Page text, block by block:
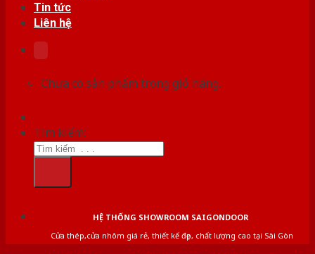
Tin tức
Liên hệ
Chưa có sản phẩm trong giỏ hàng.
Tìm kiếm:
HỆ THỐNG SHOWROOM SAIGONDOOR
Cửa thép,cửa nhôm giá rẻ, thiết kế đẹp, chất lượng cao tại Sài Gòn